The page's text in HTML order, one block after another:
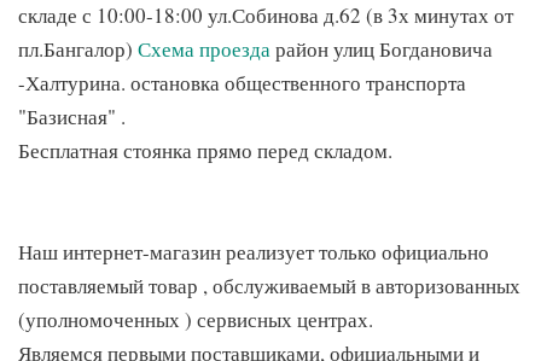
складе с 10:00-18:00 ул.Собинова д.62 (в 3х минутах от
пл.Бангалор) Схема проездарайон улиц Богдановича
-Халтурина. остановка общественного транспорта
"Базисная" .
Бесплатная стоянка прямо перед складом.
Наш интернет-магазин реализует только официально
поставляемый товар , обслуживаемый в авторизованных
(уполномоченных ) сервисных центрах.
Являемся первыми поставщиками, официальными и